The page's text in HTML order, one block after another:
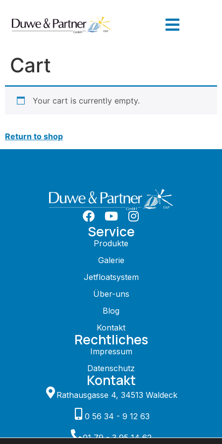
Cart
Your cart is currently empty.
Return to shop
Service
Produkte
Galerie
Jetfloatsystem
Über-uns
Blog
Kontakt
Rechtliches
Impressum
Datenschutz
Kontakt
Rathausgasse 4, 34513 Waldeck
0 56 34 - 9 12 63
01 79 - 3 95 14 62